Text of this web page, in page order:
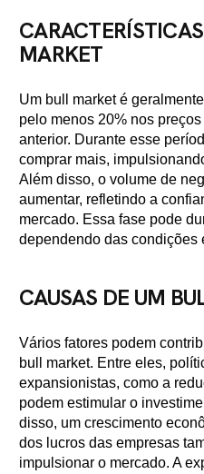
MARKET
Um bull market é
pelo menos 20% nos
anterior. Durante esse
comprar mais,
Além disso, o volume de
aumentar, refletindo a
mercado. Essa fase pode
dependendo das condições
CAUSAS DE UM
Vários fatores podem
bull market. Entre eles,
expansionistas, como a
podem estimular o
disso, um crescimento
dos lucros das empresas
impulsionar o mercado. A